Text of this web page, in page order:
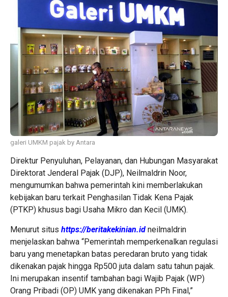
galeri UMKM pajak by Antara
Direktur Penyuluhan, Pelayanan, dan Hubungan Masyarakat
Direktorat Jenderal Pajak (DJP), Neilmaldrin Noor,
mengumumkan bahwa pemerintah kini memberlakukan
kebijakan baru terkait Penghasilan Tidak Kena Pajak
(PTKP) khusus bagi Usaha Mikro dan Kecil (UMK).
Menurut situs https://beritakekinian.id neilmaldrin
menjelaskan bahwa “Pemerintah memperkenalkan regulasi
baru yang menetapkan batas peredaran bruto yang tidak
dikenakan pajak hingga Rp500 juta dalam satu tahun pajak.
Ini merupakan insentif tambahan bagi Wajib Pajak (WP)
Orang Pribadi (OP) UMK yang dikenakan PPh Final,”